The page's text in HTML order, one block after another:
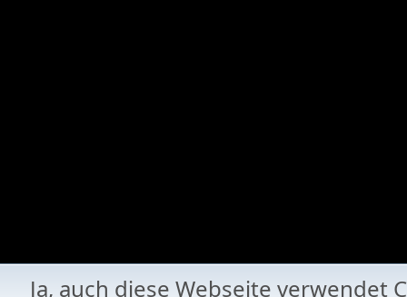
Ja, auch diese Webseite